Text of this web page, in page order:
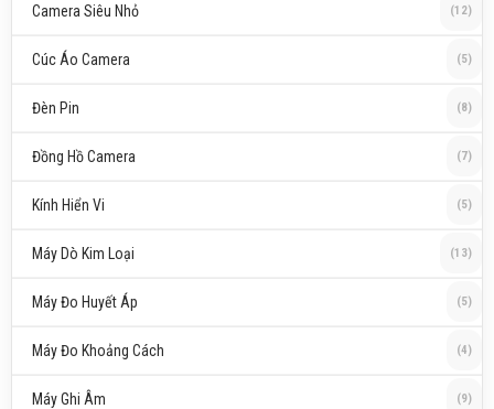
Camera Siêu Nhỏ (12)
Cúc Áo Camera (5)
Đèn Pin (8)
Đồng Hồ Camera (7)
Kính Hiển Vi (5)
Máy Dò Kim Loại (13)
Máy Đo Huyết Áp (5)
Máy Đo Khoảng Cách (4)
Máy Ghi Âm (9)